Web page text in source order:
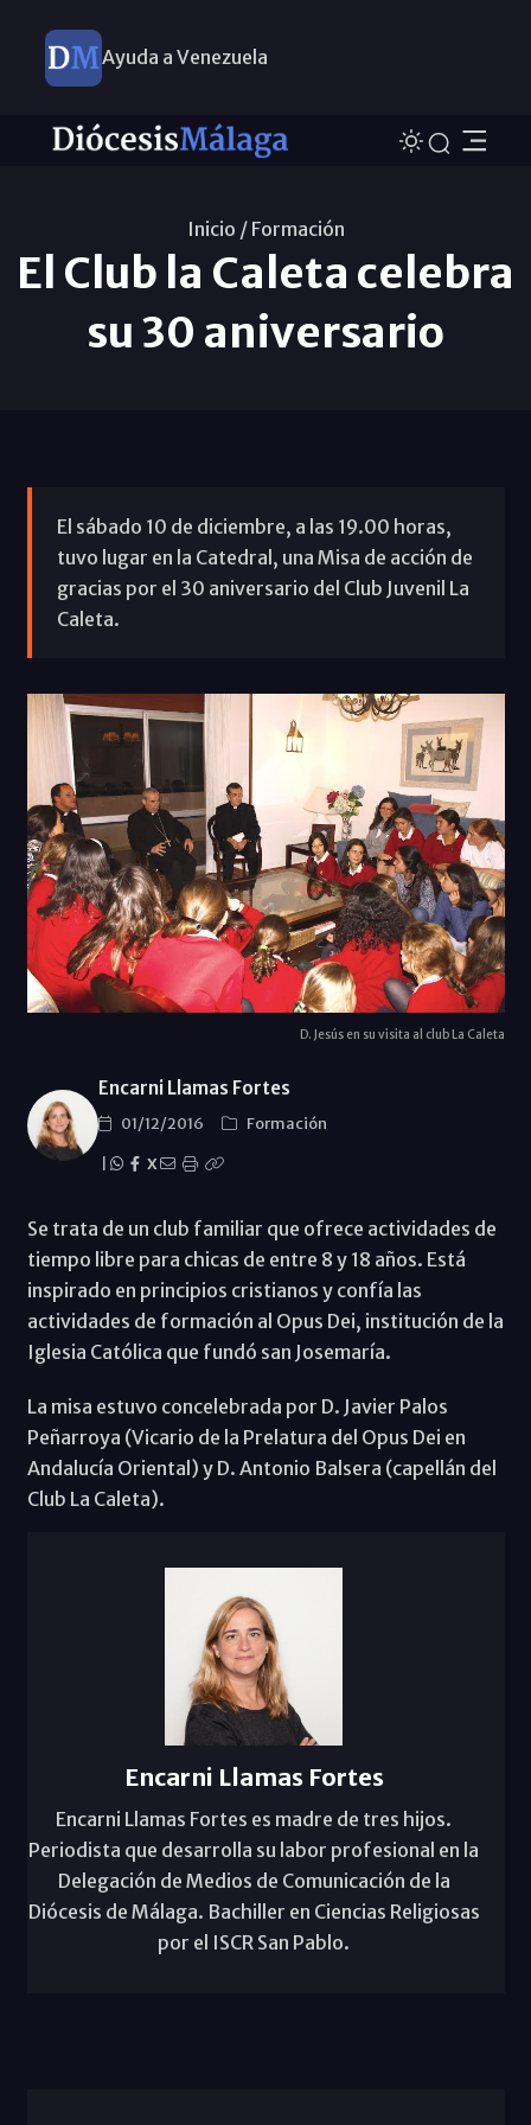
Ayuda a Venezuela
Inicio / Formación
El Club la Caleta celebra
su 30 aniversario
El sábado 10 de diciembre, a las 19.00 horas,
tuvo lugar en la Catedral, una Misa de acción de
gracias por el 30 aniversario del Club Juvenil La
Caleta.
D. Jesús en su visita al club La Caleta
Encarni Llamas Fortes
01/12/2016
Formación
X
Se trata de un club familiar que ofrece actividades de
tiempo libre para chicas de entre 8 y 18 años. Está
inspirado en principios cristianos y confía las
actividades de formación al Opus Dei, institución de la
Iglesia Católica que fundó san Josemaría.
La misa estuvo concelebrada por D. Javier Palos
Peñarroya (Vicario de la Prelatura del Opus Dei en
Andalucía Oriental) y D. Antonio Balsera (capellán del
Club La Caleta).
Encarni Llamas Fortes
Encarni Llamas Fortes es madre de tres hijos.
Periodista que desarrolla su labor profesional en la
Delegación de Medios de Comunicación de la
Diócesis de Málaga. Bachiller en Ciencias Religiosas
por el ISCR San Pablo.